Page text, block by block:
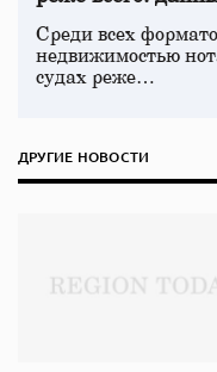
Среди всех
недвижимостью
судах реже…
ДРУГИЕ НОВОСТИ